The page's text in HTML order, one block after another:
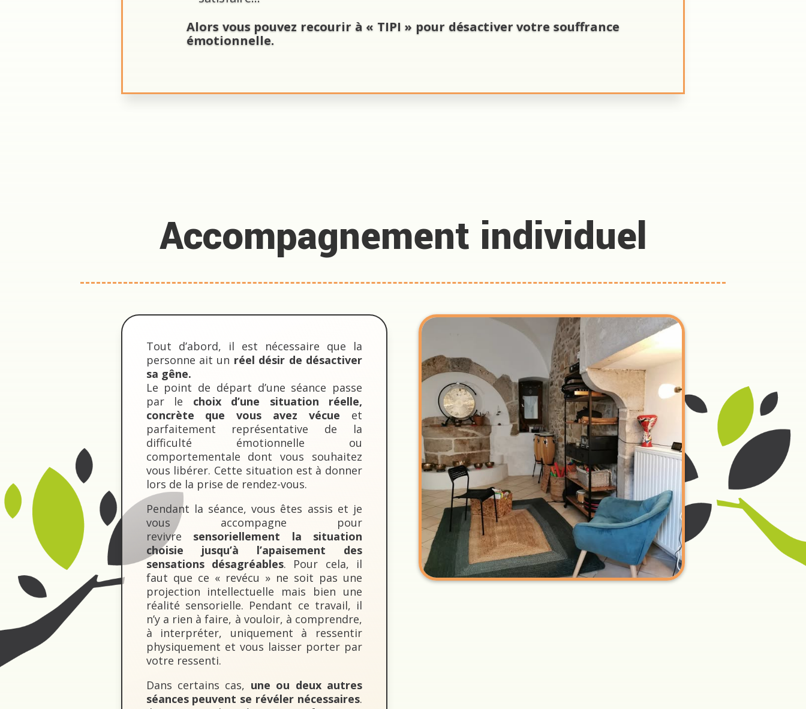
Alors vous pouvez recourir à « TIPI » pour désactiver votre souffrance
émotionnelle.
Accompagnement individuel
Tout d’abord, il est nécessaire que la
personne ait un réel désir de désactiver
sa gêne.
Le point de départ d’une séance passe
par le choix d’une situation réelle,
concrète que vous avez vécue et
parfaitement représentative de la
difficulté émotionnelle ou
comportementale dont vous souhaitez
vous libérer. Cette situation est à donner
lors de la prise de rendez-vous.
Pendant la séance, vous êtes assis et je
vous accompagne pour
revivre sensoriellement la situation
choisie jusqu’à l’apaisement des
sensations désagréables. Pour cela, il
faut que ce « revécu » ne soit pas une
projection intellectuelle mais bien une
réalité sensorielle. Pendant ce travail, il
n’y a rien à faire, à vouloir, à comprendre,
à interpréter, uniquement à ressentir
physiquement et vous laisser porter par
votre ressenti.
Dans certains cas, une ou deux autres
séances peuvent se révéler nécessaires.